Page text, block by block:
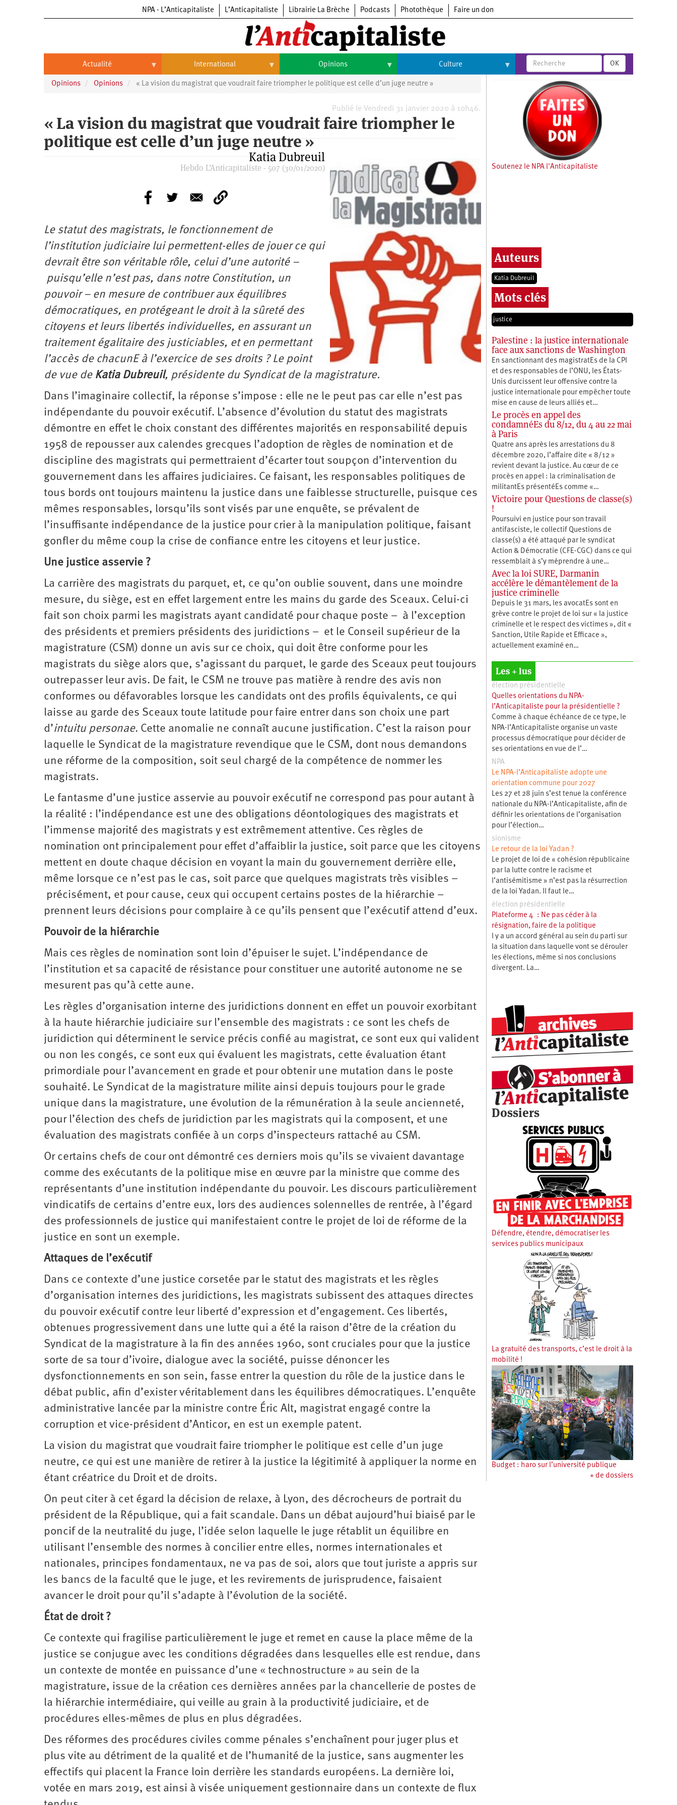
NPA - L’Anticapitaliste L’Anticapitaliste Librairie La Brèche Podcasts Photothèque Faire un don
Actualité
Actualité
Entreprises
Entreprises
Hôpitaux
Services
publics
Oppressions
LGBTI
Santé
Dans
mon
département
International
International
Chine
États-
Continents
Continents
Amérique
du
Nord
Amérique
latine
Asie
Europe
Orient
Océanie
Opinions
Opinions
Culture
Culture
Arts
Cinéma
Livres
Musique
OK
Opinions Opinions « La vision du magistrat que voudrait faire triompher le politique est celle d’un juge neutre »
Publié le Vendredi 31 janvier 2020 à 10h46.
« La vision du magistrat que voudrait faire triompher le
politique est celle d’un juge neutre »
Katia Dubreuil
Hebdo L’Anticapitaliste - 507 (30/01/2020)
Le statut des magistrats, le fonctionnement de
l’institution judiciaire lui permettent-elles de jouer ce qui
devrait être son véritable rôle, celui d’une autorité –
puisqu’elle n’est pas, dans notre Constitution, un
pouvoir – en mesure de contribuer aux équilibres
démocratiques, en protégeant le droit à la sûreté des
citoyens et leurs libertés individuelles, en assurant un
traitement égalitaire des justiciables, et en permettant
l’accès de chacunE à l’exercice de ses droits ? Le point
de vue de Katia Dubreuil, présidente du Syndicat de la magistrature.
Dans l’imaginaire collectif, la réponse s’impose : elle ne le peut pas car elle n’est pas
indépendante du pouvoir exécutif. L’absence d’évolution du statut des magistrats
démontre en effet le choix constant des différentes majorités en responsabilité depuis
1958 de repousser aux calendes grecques l’adoption de règles de nomination et de
discipline des magistrats qui permettraient d’écarter tout soupçon d’intervention du
gouvernement dans les affaires judiciaires. Ce faisant, les responsables politiques de
tous bords ont toujours maintenu la justice dans une faiblesse structurelle, puisque ces
mêmes responsables, lorsqu’ils sont visés par une enquête, se prévalent de
l’insuffisante indépendance de la justice pour crier à la manipulation politique, faisant
gonfler du même coup la crise de confiance entre les citoyens et leur justice.
Une justice asservie ?
La carrière des magistrats du parquet, et, ce qu’on oublie souvent, dans une moindre
mesure, du siège, est en effet largement entre les mains du garde des Sceaux. Celui-ci
fait son choix parmi les magistrats ayant candidaté pour chaque poste – à l’exception
des présidents et premiers présidents des juridictions – et le Conseil supérieur de la
magistrature (CSM) donne un avis sur ce choix, qui doit être conforme pour les
magistrats du siège alors que, s’agissant du parquet, le garde des Sceaux peut toujours
outrepasser leur avis. De fait, le CSM ne trouve pas matière à rendre des avis non
conformes ou défavorables lorsque les candidats ont des profils équivalents, ce qui
laisse au garde des Sceaux toute latitude pour faire entrer dans son choix une part
d’intuitu personae. Cette anomalie ne connaît aucune justification. C’est la raison pour
laquelle le Syndicat de la magistrature revendique que le CSM, dont nous demandons
une réforme de la composition, soit seul chargé de la compétence de nommer les
magistrats.
Le fantasme d’une justice asservie au pouvoir exécutif ne correspond pas pour autant à
la réalité : l’indépendance est une des obligations déontologiques des magistrats et
l’immense majorité des magistrats y est extrêmement attentive. Ces règles de
nomination ont principalement pour effet d’affaiblir la justice, soit parce que les citoyens
mettent en doute chaque décision en voyant la main du gouvernement derrière elle,
même lorsque ce n’est pas le cas, soit parce que quelques magistrats très visibles –
précisément, et pour cause, ceux qui occupent certains postes de la hiérarchie –
prennent leurs décisions pour complaire à ce qu’ils pensent que l’exécutif attend d’eux.
Pouvoir de la hiérarchie
Mais ces règles de nomination sont loin d’épuiser le sujet. L’indépendance de
l’institution et sa capacité de résistance pour constituer une autorité autonome ne se
mesurent pas qu’à cette aune.
Les règles d’organisation interne des juridictions donnent en effet un pouvoir exorbitant
à la haute hiérarchie judiciaire sur l’ensemble des magistrats : ce sont les chefs de
juridiction qui déterminent le service précis confié au magistrat, ce sont eux qui valident
ou non les congés, ce sont eux qui évaluent les magistrats, cette évaluation étant
primordiale pour l’avancement en grade et pour obtenir une mutation dans le poste
souhaité. Le Syndicat de la magistrature milite ainsi depuis toujours pour le grade
unique dans la magistrature, une évolution de la rémunération à la seule ancienneté,
pour l’élection des chefs de juridiction par les magistrats qui la composent, et une
évaluation des magistrats confiée à un corps d’inspecteurs rattaché au CSM.
Or certains chefs de cour ont démontré ces derniers mois qu’ils se vivaient davantage
comme des exécutants de la politique mise en œuvre par la ministre que comme des
représentants d’une institution indépendante du pouvoir. Les discours particulièrement
vindicatifs de certains d’entre eux, lors des audiences solennelles de rentrée, à l’égard
des professionnels de justice qui manifestaient contre le projet de loi de réforme de la
justice en sont un exemple.
Attaques de l’exécutif
Dans ce contexte d’une justice corsetée par le statut des magistrats et les règles
d’organisation internes des juridictions, les magistrats subissent des attaques directes
du pouvoir exécutif contre leur liberté d’expression et d’engagement. Ces libertés,
obtenues progressivement dans une lutte qui a été la raison d’être de la création du
Syndicat de la magistrature à la fin des années 1960, sont cruciales pour que la justice
sorte de sa tour d’ivoire, dialogue avec la société, puisse dénoncer les
dysfonctionnements en son sein, fasse entrer la question du rôle de la justice dans le
débat public, afin d’exister véritablement dans les équilibres démocratiques. L’enquête
administrative lancée par la ministre contre Éric Alt, magistrat engagé contre la
corruption et vice-président d’Anticor, en est un exemple patent.
La vision du magistrat que voudrait faire triompher le politique est celle d’un juge
neutre, ce qui est une manière de retirer à la justice la légitimité à appliquer la norme en
étant créatrice du Droit et de droits.
On peut citer à cet égard la décision de relaxe, à Lyon, des décrocheurs de portrait du
président de la République, qui a fait scandale. Dans un débat aujourd’hui biaisé par le
poncif de la neutralité du juge, l’idée selon laquelle le juge rétablit un équilibre en
utilisant l’ensemble des normes à concilier entre elles, normes internationales et
nationales, principes fondamentaux, ne va pas de soi, alors que tout juriste a appris sur
les bancs de la faculté que le juge, et les revirements de jurisprudence, faisaient
avancer le droit pour qu’il s’adapte à l’évolution de la société.
État de droit ?
Ce contexte qui fragilise particulièrement le juge et remet en cause la place même de la
justice se conjugue avec les conditions dégradées dans lesquelles elle est rendue, dans
un contexte de montée en puissance d’une « technostructure » au sein de la
magistrature, issue de la création ces dernières années par la chancellerie de postes de
la hiérarchie intermédiaire, qui veille au grain à la productivité judiciaire, et de
procédures elles-mêmes de plus en plus dégradées.
Des réformes des procédures civiles comme pénales s’enchaînent pour juger plus et
plus vite au détriment de la qualité et de l’humanité de la justice, sans augmenter les
effectifs qui placent la France loin derrière les standards européens. La dernière loi,
votée en mars 2019, est ainsi à visée uniquement gestionnaire dans un contexte de flux
Soutenez le NPA l'Anticapitaliste
Auteurs
Katia Dubreuil
Mots clés
justice
Palestine : la justice internationale
face aux sanctions de Washington
En sanctionnant des magistratEs de la CPI
et des responsables de l’ONU, les États-
Unis durcissent leur offensive contre la
justice internationale pour empêcher toute
mise en cause de leurs alliés et…
Le procès en appel des
condamnéEs du 8/12, du 4 au 22 mai
à Paris
Quatre ans après les arrestations du 8
décembre 2020, l’affaire dite « 8/12 »
revient devant la justice. Au cœur de ce
procès en appel : la criminalisation de
militantEs présentéEs comme «…
Victoire pour Questions de classe(s)
!
Poursuivi en justice pour son travail
antifasciste, le collectif Questions de
classe(s) a été attaqué par le syndicat
Action & Démocratie (CFE-CGC) dans ce qui
ressemblait à s’y méprendre à une…
Avec la loi SURE, Darmanin
accélère le démantèlement de la
justice criminelle
Depuis le 31 mars, les avocatEs sont en
grève contre le projet de loi sur « la justice
criminelle et le respect des victimes », dit «
Sanction, Utile Rapide et Efficace »,
actuellement examiné en…
Les + lus
élection présidentielle
Quelles orientations du NPA-
l’Anticapitaliste pour la présidentielle ?
Comme à chaque échéance de ce type, le
NPA-l’Anticapitaliste organise un vaste
processus démocratique pour décider de
ses orientations en vue de l’…
NPA
Le NPA-l’Anticapitaliste adopte une
orientation commune pour 2027
Les 27 et 28 juin s’est tenue la conférence
nationale du NPA-l’Anticapitaliste, afin de
définir les orientations de l’organisation
pour l’élection…
sionisme
Le retour de la loi Yadan ?
Le projet de loi de « cohésion républicaine
par la lutte contre le racisme et
l’antisémitisme » n’est pas la résurrection
de la loi Yadan. Il faut le…
élection présidentielle
Plateforme 4 : Ne pas céder à la
résignation, faire de la politique
l y a un accord général au sein du parti sur
la situation dans laquelle vont se dérouler
les élections, même si nos conclusions
divergent. La…
Dossiers
Défendre, étendre, démocratiser les
services publics municipaux
La gratuité des transports, c’est le droit à la
mobilité !
Budget : haro sur l’université publique
+ de dossiers